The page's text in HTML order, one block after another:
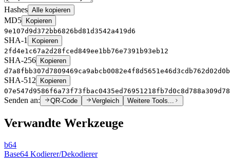
Hashes Alle kopieren
MD5
Kopieren
9e107d9d372bb6826bd81d3542a419d6
SHA-1
Kopieren
2fd4e1c67a2d28fced849ee1bb76e7391b93eb12
SHA-256
Kopieren
SHA-512
Kopieren
Senden an: QR-Code Vergleich Weitere Tools...
Verwandte Werkzeuge
b64
Base64 Kodierer/Dekodierer